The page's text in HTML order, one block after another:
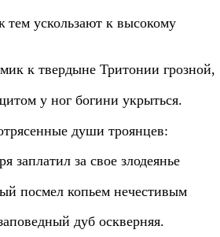
тем ускользают к высокому
к твердыне Тритонии грозной,
у ног богини укрыться.
души троянцев:
заплатил за свое злодеянье
посмел копьем нечестивым
дуб оскверняя.